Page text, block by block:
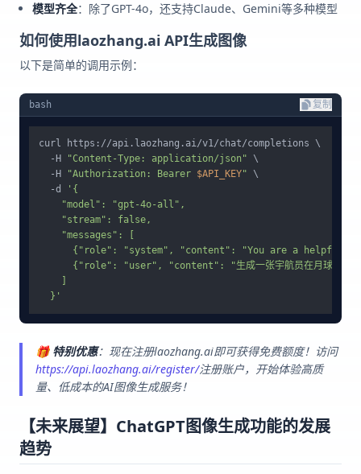
模型齐全：除了GPT-4o，还支持Claude、Gemini等多种模型
如何使用laozhang.ai API生成图像
以下是简单的调用示例：
bash 复制
curl https://api.laozhang.ai/v1/chat/completions \
  -H
"Content-Type: application/json" \
  -H
"Authorization: Bearer $API_KEY" \
  -d
'{
    "model": "gpt-4o-all",
    "stream": false,
    "messages": [
{"role": "system", "content": "You are a helpful
{"role": "user", "content": "生成一张宇航员在月球表面
  }'
🎁 特别优惠：现在注册laozhang.ai即可获得免费额度！访问
https://api.laozhang.ai/register/注册账户，开始体验高质
量、低成本的AI图像生成服务！
【未来展望】ChatGPT图像生成功能的发展
趋势